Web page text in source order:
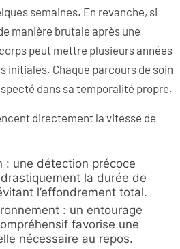
semaines. En revanche, si
manière brutale après une
peut mettre plusieurs années
initiales. Chaque parcours de soin
dans sa temporalité propre.
directement la vitesse de
: une détection précoce
la durée de
l’effondrement total.
: un entourage
favorise une
nécessaire au repos.